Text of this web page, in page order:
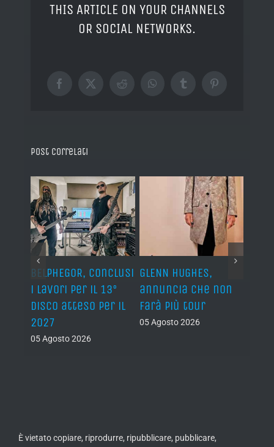
THIS ARTICLE ON YOUR CHANNELS
OR SOCIAL NETWORKS.
Facebook
X RedditWhatsAppTumblrPinterest
Post correlati
BELPHEGOR, conclusi
i lavori per il 13°
disco atteso per il
2027
05 Agosto 2026
GLENN HUGHES,
annuncia che non
farà più tour
05 Agosto 2026
È vietato copiare, riprodurre, ripubblicare, pubblicare,